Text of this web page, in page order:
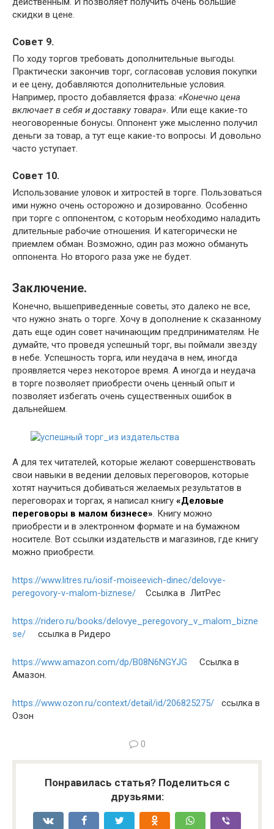
скидки в цене.
Совет 9.
По ходу торгов требовать дополнительные выгоды.
Практически закончив торг, согласовав условия покупки
и ее цену, добавляются дополнительные условия.
Например, просто добавляется фраза: «Конечно цена
включает в себя и доставку товара». Или еще какие-то
неоговоренные бонусы. Оппонент уже мысленно получил
деньги за товар, а тут еще какие-то вопросы. И довольно
часто уступает.
Совет 10.
Использование уловок и хитростей в торге. Пользоваться
ими нужно очень осторожно и дозированно. Особенно
при торге с оппонентом, с которым необходимо наладить
длительные рабочие отношения. И категорически не
приемлем обман. Возможно, один раз можно обмануть
оппонента. Но второго раза уже не будет.
Заключение.
Конечно, вышеприведенные советы, это далеко не все,
что нужно знать о торге. Хочу в дополнение к сказанному
дать еще один совет начинающим предпринимателям. Не
думайте, что проведя успешный торг, вы поймали звезду
в небе. Успешность торга, или неудача в нем, иногда
проявляется через некоторое время. А иногда и неудача
в торге позволяет приобрести очень ценный опыт и
позволяет избегать очень существенных ошибок в
дальнейшем.
А для тех читателей, которые желают совершенствовать
свои навыки в ведении деловых переговоров, которые
хотят научиться добиваться желаемых результатов в
переговорах и торгах, я написал книгу «Деловые
переговоры в малом бизнесе». Книгу можно
приобрести и в электронном формате и на бумажном
носителе. Вот ссылки издательств и магазинов, где книгу
можно приобрести.
https://www.litres.ru/iosif-moiseevich-dinec/delovye-
peregovory-v-malom-biznese/ Ссылка в ЛитРес
https://ridero.ru/books/delovye_peregovory_v_malom_bizne
se/ ссылка в Ридеро
https://www.amazon.com/dp/B08N6NGYJG Ссылка в
Амазон.
https://www.ozon.ru/context/detail/id/206825275/ ссылка в
Озон
0
Понравилась статья? Поделиться с
друзьями: